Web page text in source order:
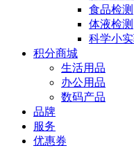
食品检测
体液检测
科学小
积分商城
生活用品
办公用品
数码产品
品牌
服务
优惠券